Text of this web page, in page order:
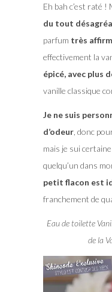
Eh bah c’est raté !
du tout
parfum très
effectivement la
épicé, avec plus
vanille classique
Je ne suis
d’odeur, donc
mais je sui
quelqu’un dans
petit flacon est
franchement de
Eau de toilette
de la